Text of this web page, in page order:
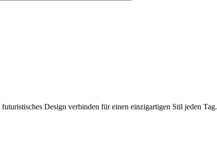
Design verbinden für einen einzigartigen Stil jeden Tag.